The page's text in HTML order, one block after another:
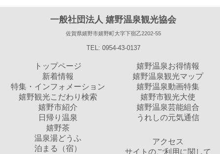
一般社団法人 嬉野温泉観光協会
佐賀県嬉野市嬉野町大字下宿乙2202-55
TEL: 0954-43-0137
トップページ
新着情報
特集・インフォメーション
嬉野観光こだわり検索
嬉野市紹介
日帰り温泉
嬉野茶
温泉湯どうふ
泊まる（宿）
嬉野温泉お得情報
嬉野温泉観光マップ
嬉野温泉動画特集
嬉野市観光大使
嬉野温泉芸能組合
うれしの元気通信
アクセス
サイトのご利用に関して